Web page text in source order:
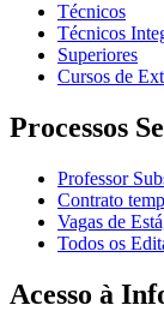
Técnicos
Técnicos
Superiores
Cursos de
Processos
Professor
Contrato
Vagas de
Todos os
Acesso à